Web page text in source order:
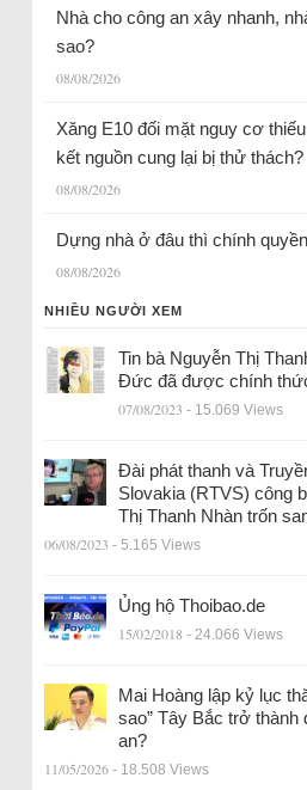
Nhà cho công an xây nhanh,
sao?
08/08/2026
Xăng E10 đối mặt nguy cơ
kết nguồn cung lại bị thử thách?
08/08/2026
Dựng nhà ở đâu thì chính
08/08/2026
NHIỀU NGƯỜI XEM
Tin bà Nguyễn Thị
Đức đã được chính
07/08/2023 - 15.069 Views
Đài phát thanh và
Slovakia (RTVS) công
Thị Thanh Nhàn trốn
06/08/2023 - 5.165 Views
Ủng hộ Thoibao.de
15/02/2018 - 24.066 Views
Mai Hoàng lập kỷ lục
sao” Tây Bắc trở thành
an?
11/05/2026 - 18.508 Views